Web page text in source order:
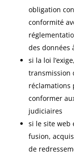
obligation
conformité
des données
si la loi
transmission
réclamations
conformer
judiciaires
si le site web
fusion,
de